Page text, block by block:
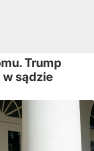
Trump
sądzie